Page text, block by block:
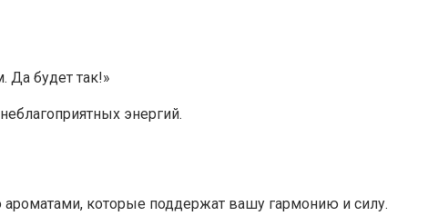
Да будет так!»
энергий.
ароматами, которые поддержат вашу гармонию и силу.